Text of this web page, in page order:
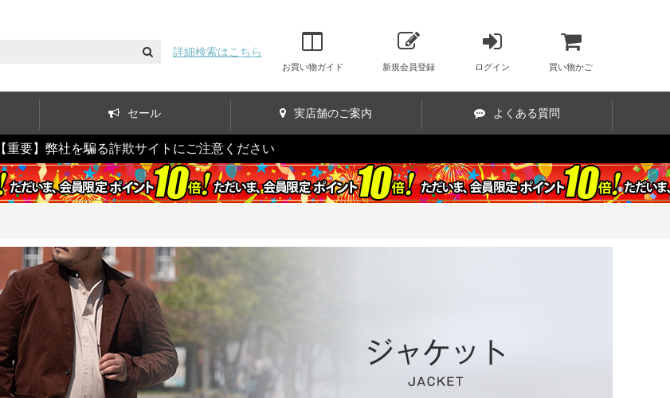
詳細検索はこちら
お買い物ガイド 新規会員登録 ログイン 買い物かご
セール 実店舗のご案内 よくある質問
【重要】弊社を騙る詐欺サイトにご注意ください